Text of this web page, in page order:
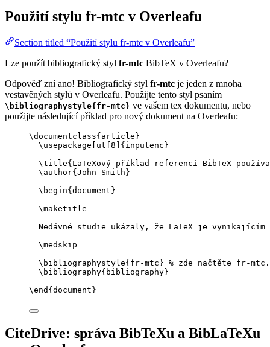
Použití stylu fr-mtc v Overleafu
Section titled “Použití stylu fr-mtc v Overleafu”
Lze použít bibliografický styl fr-mtc BibTeX v Overleafu?
Odpověď zní ano! Bibliografický styl fr-mtc je jeden z mnoha
vestavěných stylů v Overleafu. Použijte tento styl psaním
\bibliographystyle{fr-mtc} ve vašem tex dokumentu, nebo
použijte následující příklad pro nový dokument na Overleafu:
\documentclass{ article }
\usepackage
utf8 ]{ inputenc }
\title{LaTeXový příklad referencí BibTeX
\author{John Smith}
\begin{ document }
\maketitle
Nedávné studie ukázaly, že LaTeX je vynikajícím
\medskip
\bibliographystyle{fr-mtc} % zde načtěte fr-
\bibliography{bibliography}
\end { document }
CiteDrive: správa BibTeXu a BibLaTeXu